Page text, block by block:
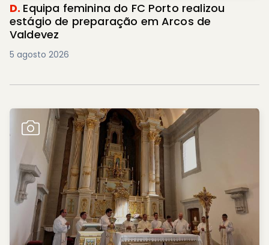
D. Equipa feminina do FC Porto realizou
estágio de preparação em Arcos de
Valdevez
5 agosto 2026